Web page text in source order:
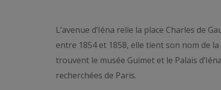
L’avenue d’Iéna relie la place Charles de
entre 1854 et 1858, elle tient son nom de
trouvent le musée Guimet et le Palais
recherchées de Paris.